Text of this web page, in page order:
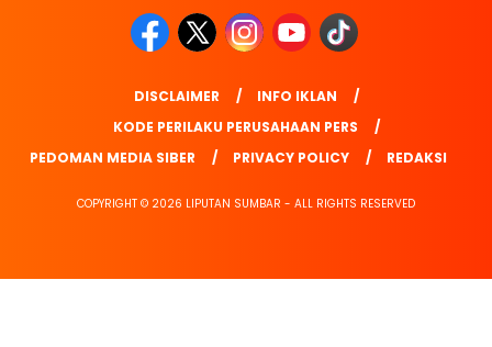
DISCLAIMER
INFO IKLAN
KODE PERILAKU PERUSAHAAN PERS
PEDOMAN MEDIA SIBER
PRIVACY POLICY REDAKSI
COPYRIGHT © 2026 LIPUTAN SUMBAR - ALL RIGHTS RESERVED